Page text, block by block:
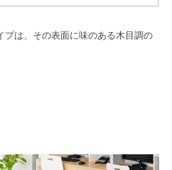
プは、その表面に味のある木目調の